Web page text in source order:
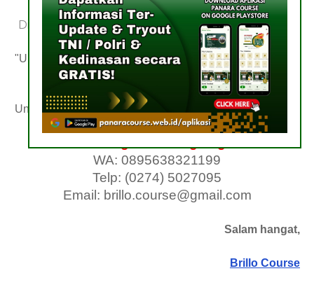
Diskusi lebih lanjut? Yuk, GabungGrup Telegram
atauGrup WhatsApp Brillo Course!
"Untuk Portofolio Brillo Course bisa Anda cek dengan klik
PORTOFOLIO BRILLO COURSE "
Untuk pelayanan Brillo Course bisa Anda hubungi kontak
dibawah
WA: 0895638321199
Telp: (0274) 5027095
Email: brillo.course@gmail.com
Salam hangat,
Brillo Course